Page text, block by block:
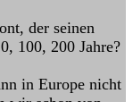
der seinen
100, 200 Jahre?
in Europe nicht